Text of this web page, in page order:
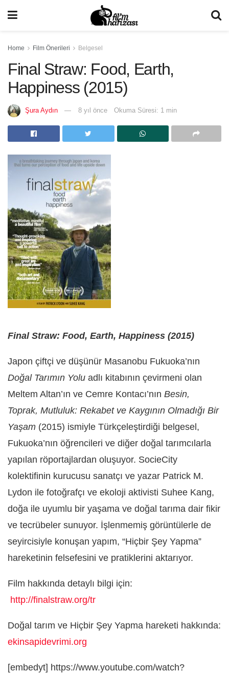
Home Film Önerileri Belgesel
Final Straw: Food, Earth,
Happiness (2015)
Şura Aydın 8 yıl önce Okuma Süresi: 1 min
Final Straw: Food, Earth, Happiness (2015)
Japon çiftçi ve düşünür Masanobu Fukuoka’nın
Doğal Tarımın Yolu adlı kitabının çevirmeni olan
Meltem Altan’ın ve Cemre Kontacı’nın Besin,
Toprak, Mutluluk: Rekabet ve Kaygının Olmadığı Bir
Yaşam (2015) ismiyle Türkçeleştirdiği belgesel,
Fukuoka’nın öğrencileri ve diğer doğal tarımcılarla
yapılan röportajlardan oluşuyor. SocieCity
kolektifinin kurucusu sanatçı ve yazar Patrick M.
Lydon ile fotoğrafçı ve ekoloji aktivisti Suhee Kang,
doğa ile uyumlu bir yaşama ve doğal tarıma dair fikir
ve tecrübeler sunuyor. İşlenmemiş görüntülerle de
seyircisiyle konuşan yapım, “Hiçbir Şey Yapma”
hareketinin felsefesini ve pratiklerini aktarıyor.
Film hakkında detaylı bilgi için:
http://finalstraw.org/tr
Doğal tarım ve Hiçbir Şey Yapma hareketi hakkında:
ekinsapidevrimi.org
[embedyt] https://www.youtube.com/watch?